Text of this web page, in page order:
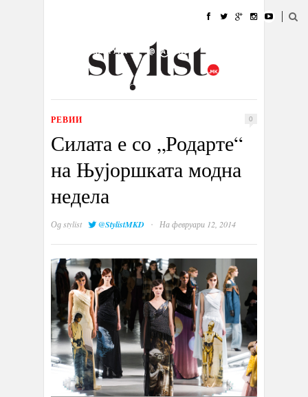
УБАВИНА
КУЛТУРА @РАБОТА
ИЗЛОГ
РЕВИИ 0
Силата е со „Родарте“
на Њујоршката модна
недела
Одstylist @StylistMKD · На февруари 12, 2014